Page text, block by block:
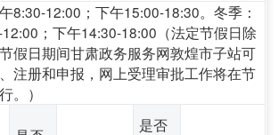
8:30-12:00；下午15:00-18:30。冬季：
12:00；下午14:30-18:00（法定节假日除
假日期间甘肃政务服务网敦煌市子站可
注册和申报，网上受理审批工作将在节
。）
是否